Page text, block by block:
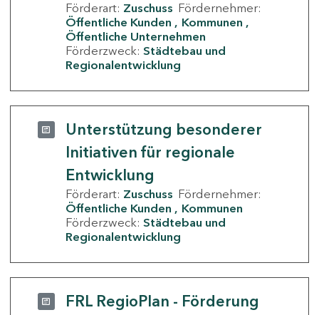
Förderart: Zuschuss Fördernehmer:
Öffentliche Kunden
Kommunen
Öffentliche Unternehmen
Förderzweck: Städtebau und
Regionalentwicklung
Unterstützung besonderer
Initiativen für regionale
Entwicklung
Förderart: Zuschuss Fördernehmer:
Öffentliche Kunden
Kommunen
Förderzweck: Städtebau und
Regionalentwicklung
FRL RegioPlan - Förderung